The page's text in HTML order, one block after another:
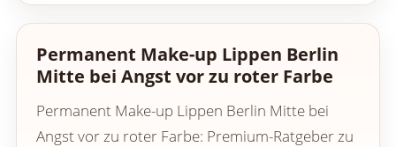
Permanent Make-up Lippen Berlin
Mitte bei Angst vor zu roter Farbe
Permanent Make-up Lippen Berlin Mitte bei
Angst vor zu roter Farbe: Premium-Ratgeber zu